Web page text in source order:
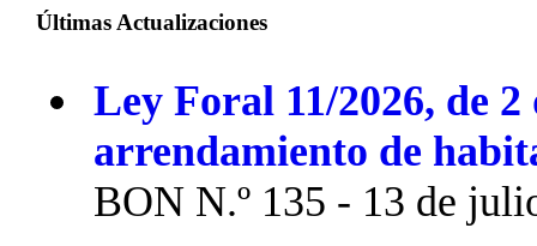
Últimas Actualizaciones
Ley Foral 11/2026, de
arrendamiento de
BON N.º 135 - 13 de